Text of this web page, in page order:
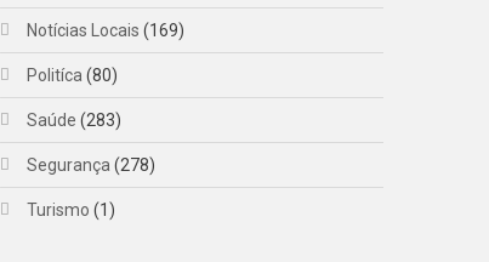
Notícias Locais (169)
Politíca (80)
Saúde (283)
Segurança (278)
Turismo (1)